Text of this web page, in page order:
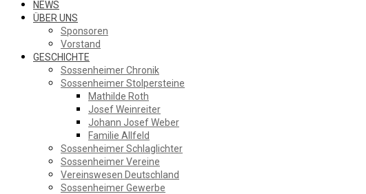
&
GESCHICHTSVEREIN
SOSSENHEIM
NEWS
ÜBER UNS
Sponsoren
Vorstand
GESCHICHTE
Sossenheimer Chronik
Sossenheimer Stolpersteine
Mathilde Roth
Josef Weinreiter
Johann Josef Weber
Familie Allfeld
Sossenheimer Schlaglichter
Sossenheimer Vereine
Vereinswesen Deutschland
Sossenheimer Gewerbe